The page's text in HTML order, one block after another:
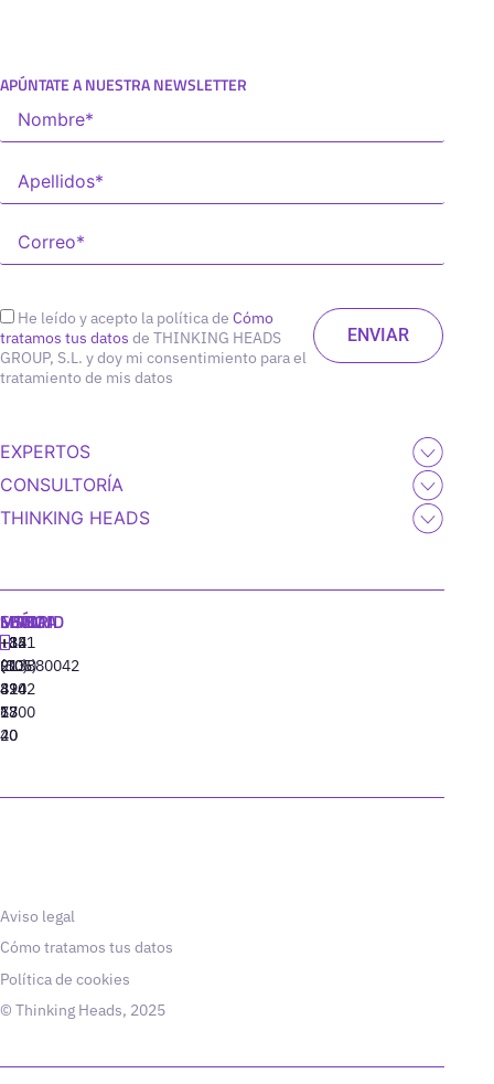
APÚNTATE A NUESTRA NEWSLETTER
He leído y acepto la política de Cómo
tratamos tus datos de THINKING HEADS
GROUP, S.L. y doy mi consentimiento para el
tratamiento de mis datos
EXPERTOS
CONSULTORÍA
THINKING HEADS
MADRID
+34
91
310
77
40
MIAMI
+1
(305)
424
13
20
SEÚL
+82
(10)
8942
6800
LISBOA
‪+351
213880042
Aviso legal
Cómo tratamos tus datos
Política de cookies
© Thinking Heads, 2025